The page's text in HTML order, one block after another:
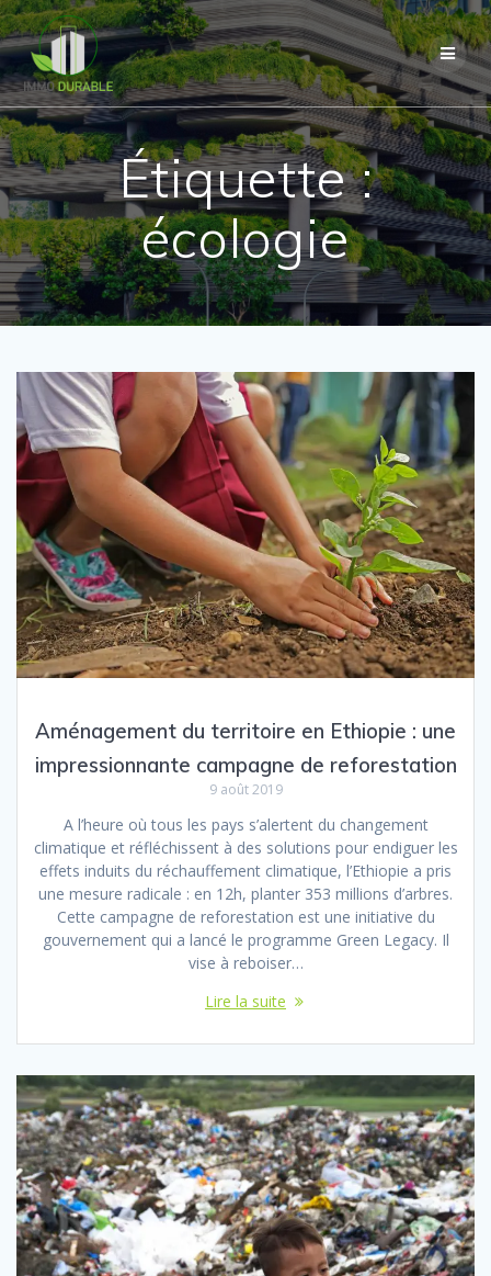
Passer
au
contenu
Étiquette :
écologie
Aménagement du territoire en Ethiopie : une
impressionnante campagne de reforestation
9 août 2019
A l’heure où tous les pays s’alertent du changement
climatique et réfléchissent à des solutions pour endiguer les
effets induits du réchauffement climatique, l’Ethiopie a pris
une mesure radicale : en 12h, planter 353 millions d’arbres.
Cette campagne de reforestation est une initiative du
gouvernement qui a lancé le programme Green Legacy. Il
vise à reboiser…
Lire la suite